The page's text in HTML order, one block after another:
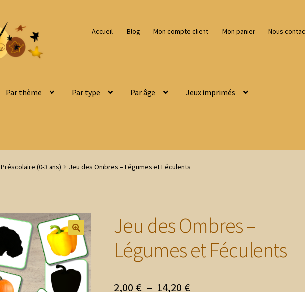
Accueil Blog Mon compte client Mon panier Nous
Par thème Par type Par âge Jeux imprimés
Préscolaire (0-3 ans) Jeu des Ombres – Légumes et Féculents
Jeu des Ombres –
Légumes et Féculents
2,00 € – 14,20 €Plage